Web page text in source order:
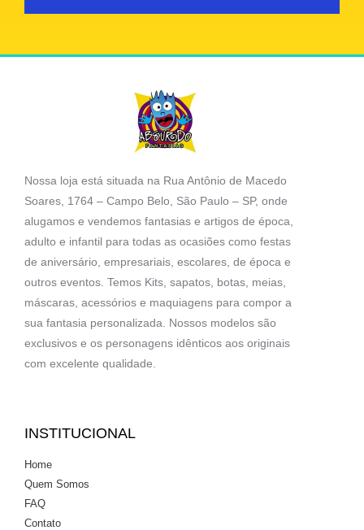
Nossa loja está situada na Rua Antônio de Macedo
Soares, 1764 – Campo Belo, São Paulo – SP, onde
alugamos e vendemos fantasias e artigos de época,
adulto e infantil para todas as ocasiões como festas
de aniversário, empresariais, escolares, de época e
outros eventos. Temos Kits, sapatos, botas, meias,
máscaras, acessórios e maquiagens para compor a
sua fantasia personalizada. Nossos modelos são
exclusivos e os personagens idênticos aos originais
com excelente qualidade.
INSTITUCIONAL
Home
Quem Somos
FAQ
Contato